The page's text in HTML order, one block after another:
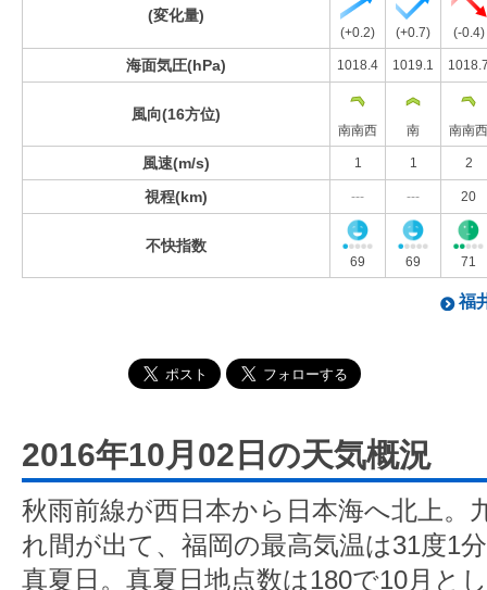
(変化量)
(+0.2) (+0.7) (-0.4)
海面気圧(hPa) 1018.4 1019.1
風向(16方位)
南南西 南 南南西
風速(m/s) 1 1 2
視程(km) --- --- 20
不快指数
69 69 71
福
2016年10月02日の天気概況
秋雨前線が西日本から日本海へ北上。
れ間が出て、福岡の最高気温は31度1
真夏日。真夏日地点数は180で10月と